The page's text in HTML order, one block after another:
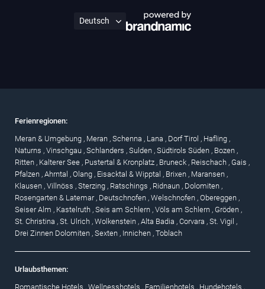
Ferienregionen:
Meran & Umgebung , Meran , Schenna , Lana , Dorf Tirol , Hafling ,
Naturns , Vinschgau , Schlanders , Sulden , Südtirols Süden , Bozen ,
Ritten , Kalterer See , Pustertal & Kronplatz , Bruneck , Reischach , Gais ,
Pfalzen , Ahrntal , Olang , Eisacktal & Wipptal , Brixen , Maransen ,
Klausen , Villnöss , Sterzing , Ratschings , Ridnaun , Dolomiten ,
Rosengarten & Latemar , Deutschnofen , Welschnofen , Obereggen ,
Seiser Alm , Kastelruth , Seis am Schlern , Völs am Schlern , Gröden ,
St. Christina , St. Ulrich , Wolkenstein , Alta Badia , Corvara , St. Vigil ,
Drei Zinnen Dolomiten , Sexten , Innichen , Toblach
Urlaubsthemen:
Romantische Hotels , Wellnesshotels , Familienhotels , Hundehotels ,